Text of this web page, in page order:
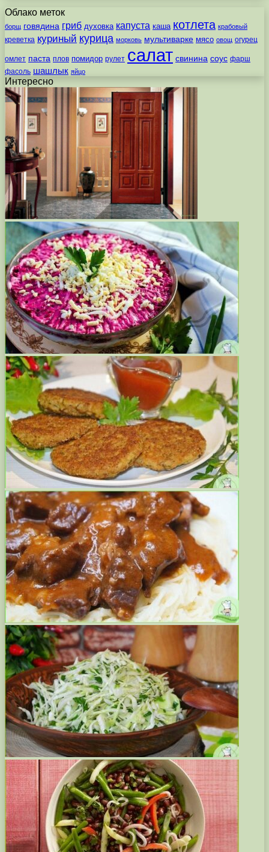
Облако меток
борщ говядина гриб духовка капуста каша котлета крабовый
креветка куриный курица морковь мультиварке мясо овощ огурец
омлет паста плов помидор рулет салат свинина соус фарш
фасоль шашлык яйцо
Интересно